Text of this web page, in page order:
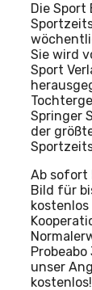
Die
Sie wird
Sport
Springer
der
Ab sofort
Bild für
unser